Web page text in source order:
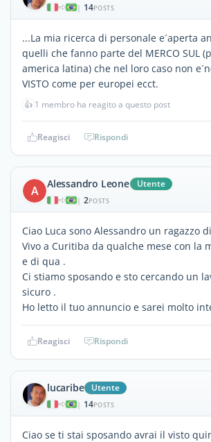
| 14POSTS
...La mia ricerca di personale e´aperta
quelli che fanno parte del MERCO SUL
america latina) che nel loro caso non
VISTO come per europei ecct.
👍 1 membro ha reagito a questo post
Reagisci Rispondi
A Alessandro Leone Utente
| 2POSTS
Ciao Luca sono Alessandro un ragazzo
Vivo a Curitiba da qualche mese con la
e di qua .
Ci stiamo sposando e sto cercando un
sicuro .
Ho letto il tuo annuncio e sarei molto
Reagisci Rispondi
lucaribe Utente
| 14POSTS
Ciao se ti stai sposando avrai il visto